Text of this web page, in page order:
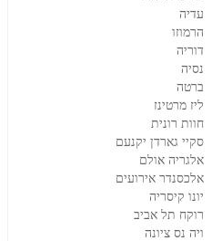
עדיה
הרמוזו
דוריה
נסיה
ברטה
ליז מרטינז
חוות רונית
סקיי גארדן יקנעם
אלגריה אולם
אלכסנדר אירועים
יונו קיסריה
רוקח תל אביב
ויה נס ציונה